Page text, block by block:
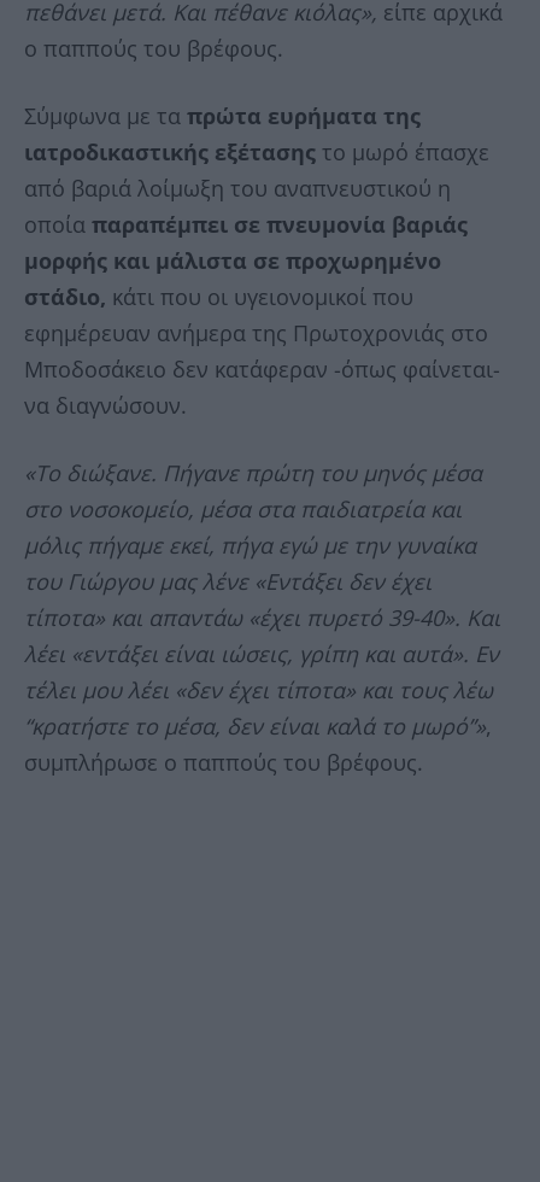
πεθάνει μετά. Και πέθανε κιόλας», είπε αρχικά
ο παππούς του βρέφους.
Σύμφωνα με τα πρώτα ευρήματα της
ιατροδικαστικής εξέτασης το μωρό έπασχε
από βαριά λοίμωξη του αναπνευστικού η
οποία παραπέμπει σε πνευμονία βαριάς
μορφής και μάλιστα σε προχωρημένο
στάδιο, κάτι που οι υγειονομικοί που
εφημέρευαν ανήμερα της Πρωτοχρονιάς στο
Μποδοσάκειο δεν κατάφεραν -όπως φαίνεται-
να διαγνώσουν.
«Το διώξανε. Πήγανε πρώτη του μηνός μέσα
στο νοσοκομείο, μέσα στα παιδιατρεία και
μόλις πήγαμε εκεί, πήγα εγώ με την γυναίκα
του Γιώργου μας λένε «Εντάξει δεν έχει
τίποτα» και απαντάω «έχει πυρετό 39-40». Και
λέει «εντάξει είναι ιώσεις, γρίπη και αυτά». Εν
τέλει μου λέει «δεν έχει τίποτα» και τους λέω
“κρατήστε το μέσα, δεν είναι καλά το μωρό”»,
συμπλήρωσε ο παππούς του βρέφους.